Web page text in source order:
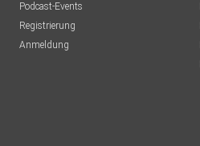
Steffj
Traunstein
Podcast-Events
Registrierung
Anmeldung